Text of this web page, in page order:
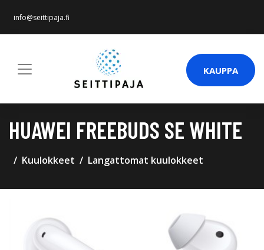
info@seittipaja.fi
KAUPPA
HUAWEI FREEBUDS SE WHITE
Kuulokkeet Langattomat kuulokkeet